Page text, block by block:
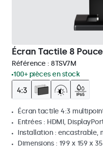
Écran Tactile 8
Référence : 8TSV7M
100+ pièces en stock
Écran tactile 4:3
Entrées : HDMI,
Installation : encastrable,
Dimensions : 199 x 159 x